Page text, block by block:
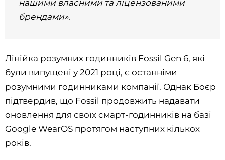
нашими власними та ліцензованими
брендами».
Лінійка розумних годинників Fossil Gen 6, які
були випущені у 2021 році, є останніми
розумними годинниками компанії. Однак Боєр
підтвердив, що Fossil продовжить надавати
оновлення для своїх смарт-годинників на базі
Google WearOS протягом наступних кількох
років.